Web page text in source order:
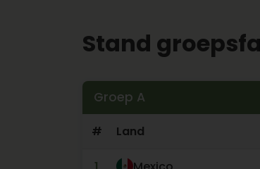
Stand
Groep A
# Land